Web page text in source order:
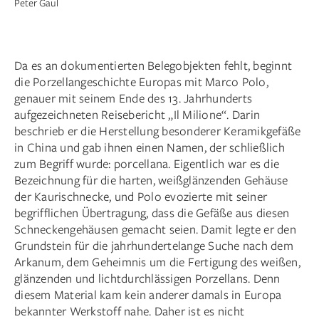
Da es an dokumentierten Belegobjekten fehlt, beginnt
die Porzellangeschichte Europas mit Marco Polo,
genauer mit seinem Ende des 13. Jahrhunderts
aufgezeichneten Reisebericht „Il Milione“. Darin
beschrieb er die Herstellung besonderer Keramik­gefäße
in China und gab ihnen einen Namen, der schließlich
zum Begriff wurde: porcellana. Eigentlich war es die
Bezeichnung für die harten, weißglänzenden Gehäuse
der Kaurischnecke, und Polo evozierte mit seiner
begrifflichen Übertragung, dass die Gefäße aus diesen
Schneckengehäusen gemacht seien. Damit legte er den
Grundstein für die jahrhundertelange Suche nach dem
Arkanum, dem Geheimnis um die Fertigung des weißen,
glänzenden und lichtdurchlässigen Porzellans. Denn
diesem Material kam kein anderer damals in Europa
bekannter Werkstoff nahe. Daher ist es nicht